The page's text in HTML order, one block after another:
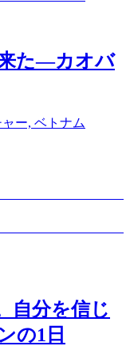
た—カオバ
ー, ベトナム
自分を信じ
の1日